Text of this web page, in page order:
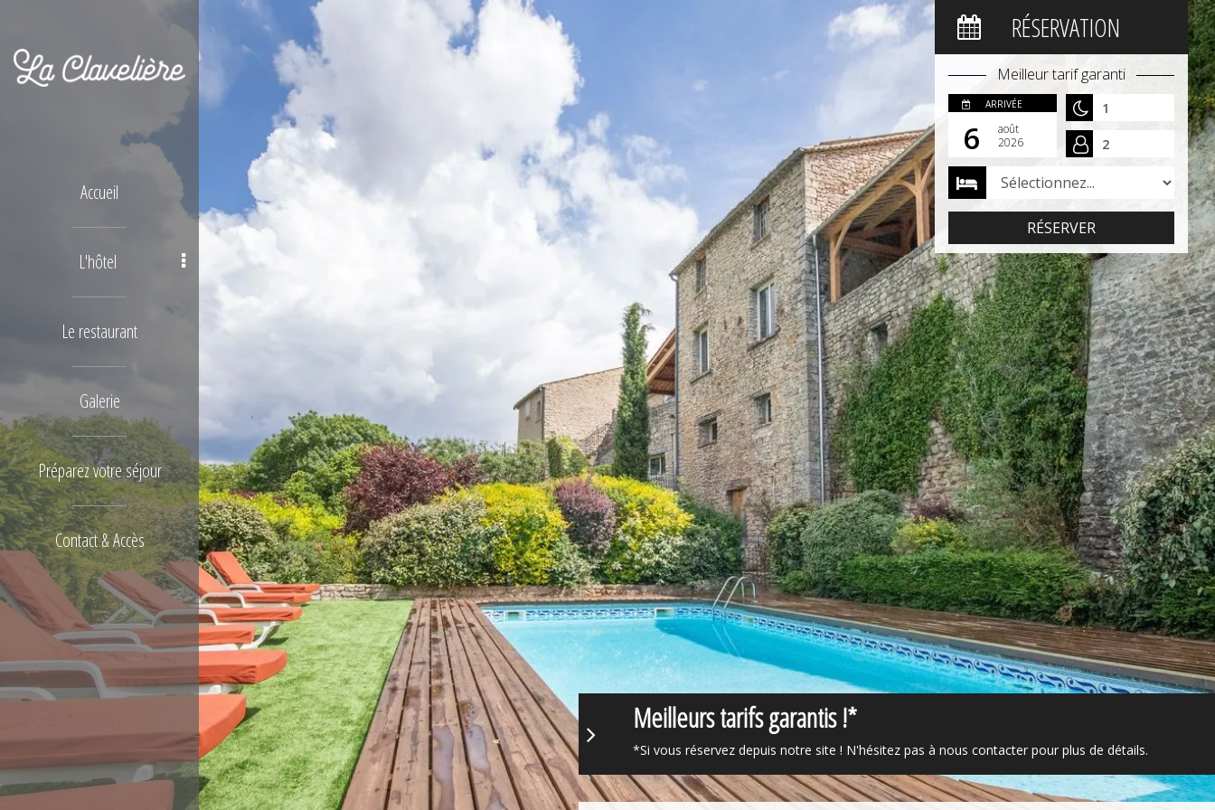
Accueil
L'hôtel
Le restaurant
Galerie
Préparez votre séjour
Contact & Accès
RÉSERVATION
Meilleur tarif garanti
ARRIVÉE
6
août
2026
RÉSERVER
Meilleurs tarifs garantis !*
*Si vous réservez depuis notre site ! N'hésitez pas à nous contacter pour plus de détails.